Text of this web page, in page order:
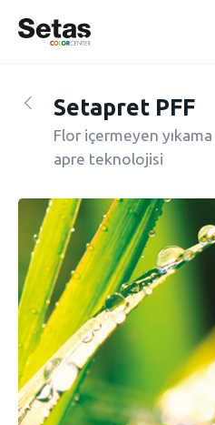
Setapret PFF
Flor içermeyen
apre teknolojisi